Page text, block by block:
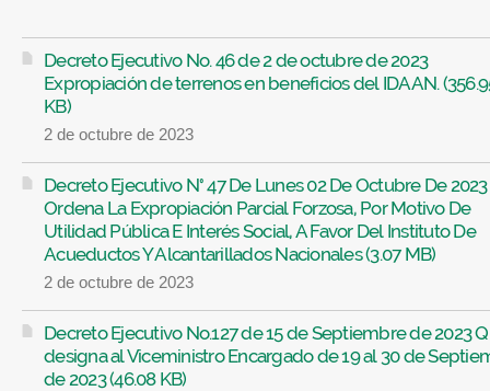
Decreto Ejecutivo No. 46 de 2 de octubre de 2023
Expropiación de terrenos en beneficios del IDAAN.
KB)
2 de octubre de 2023
Decreto Ejecutivo N° 47 De Lunes 02 De Octubre De
Ordena La Expropiación Parcial Forzosa, Por Motivo De
Utilidad Pública E Interés Social, A Favor Del Instituto De
Acueductos Y Alcantarillados Nacionales (3.07 MB)
2 de octubre de 2023
Decreto Ejecutivo No.127 de 15 de Septiembre de 2023
designa al Viceministro Encargado de 19 al 30 de
de 2023 (46.08 KB)